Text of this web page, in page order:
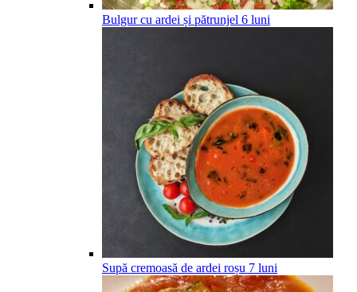
Bulgur cu ardei și pătrunjel 6 luni
Supă cremoasă de ardei roșu 7 luni